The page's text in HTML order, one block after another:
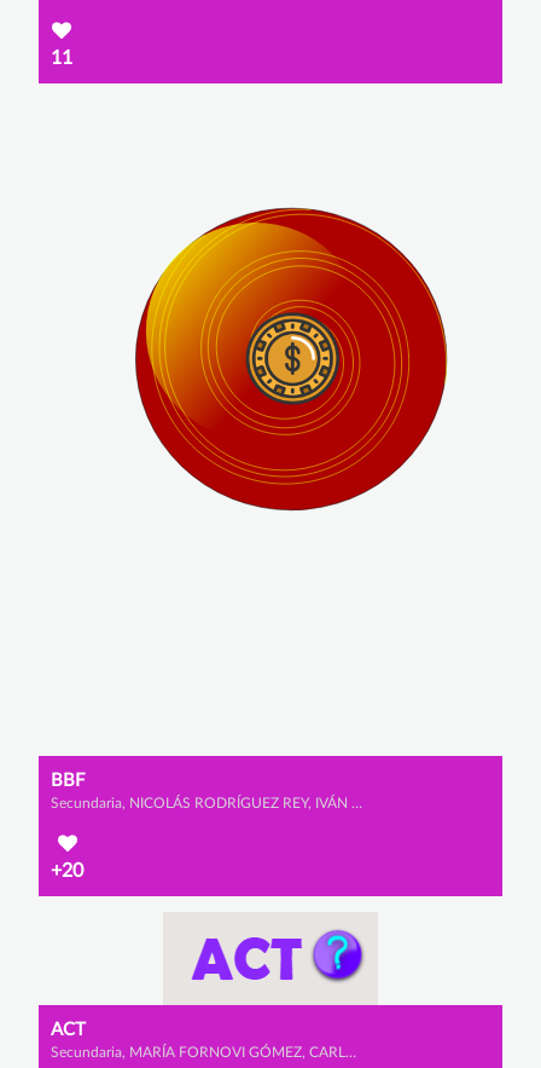
11
BBF
Secundaria, NICOLÁS RODRÍGUEZ REY, IVÁN PRADA DÍAZ y ADRIÁN RUBIO GUILLÉN
+20
ACT
Secundaria, MARÍA FORNOVI GÓMEZ, CARLOTA LOPEZ ALBRECHT y LARA IGLESIAS PÉREZ